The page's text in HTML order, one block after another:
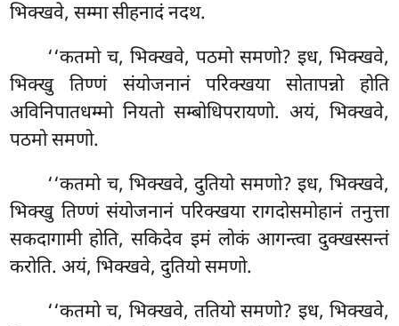
भिक्खवे, सम्मा सीहनादं नदथ.
‘‘कतमो च, भिक्खवे, पठमो समणो? इध, भिक्खवे,
भिक्खु तिण्णं संयोजनानं परिक्खया सोतापन्नो होति
अविनिपातधम्मो नियतो सम्बोधिपरायणो. अयं, भिक्खवे,
पठमो समणो.
‘‘कतमो च, भिक्खवे, दुतियो समणो? इध, भिक्खवे,
भिक्खु तिण्णं संयोजनानं परिक्खया रागदोसमोहानं तनुत्ता
सकदागामी होति, सकिदेव इमं लोकं आगन्त्वा दुक्खस्सन्तं
करोति. अयं, भिक्खवे, दुतियो समणो.
‘‘कतमो च, भिक्खवे, ततियो समणो? इध, भिक्खवे,